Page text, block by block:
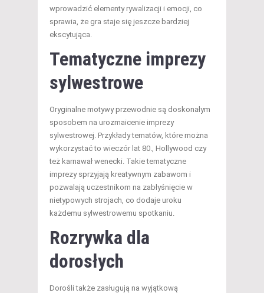
wprowadzić elementy rywalizacji i emocji, co
sprawia, że gra staje się jeszcze bardziej
ekscytująca.
Tematyczne imprezy
sylwestrowe
Oryginalne motywy przewodnie są doskonałym
sposobem na urozmaicenie imprezy
sylwestrowej. Przykłady tematów, które można
wykorzystać to wieczór lat 80., Hollywood czy
też karnawał wenecki. Takie tematyczne
imprezy sprzyjają kreatywnym zabawom i
pozwalają uczestnikom na zabłyśnięcie w
nietypowych strojach, co dodaje uroku
każdemu sylwestrowemu spotkaniu.
Rozrywka dla
dorosłych
Dorośli także zasługują na wyjątkową